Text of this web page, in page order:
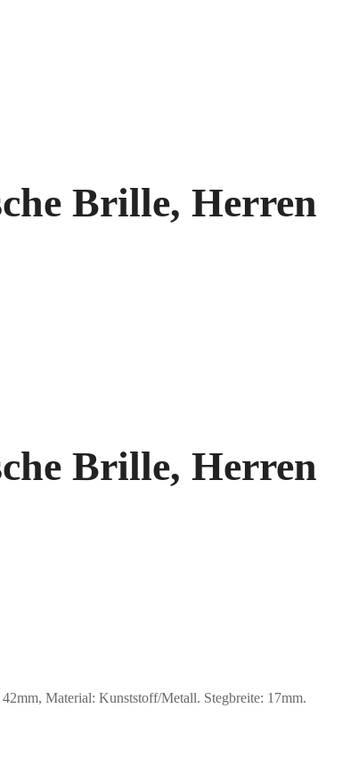
Brille, Herren
Brille, Herren
Material: Kunststoff/Metall. Stegbreite: 17mm.